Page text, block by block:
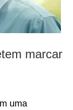
marcar
uma